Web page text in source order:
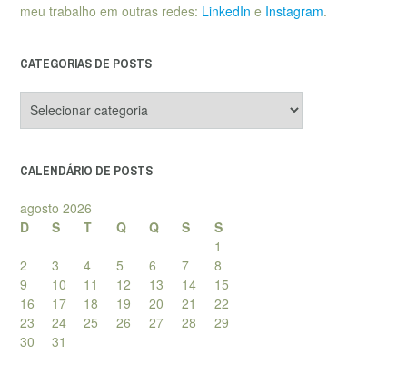
meu trabalho em outras redes: LinkedIn e Instagram.
CATEGORIAS DE POSTS
de
CALENDÁRIO DE POSTS
agosto 2026
D
S T Q Q S
S
1
2
3 4 5 6 7
8
9
10 11 12 13 14
15
16
17 18 19 20 21
22
23
24 25 26 27 28
29
30
31